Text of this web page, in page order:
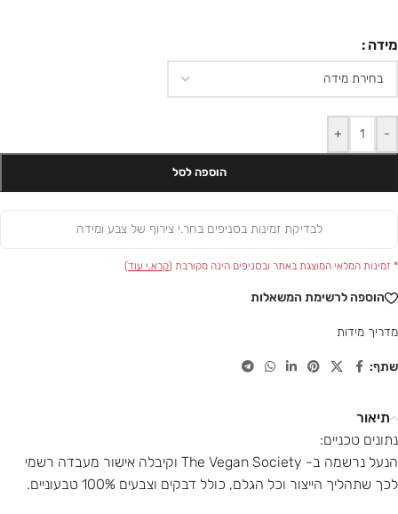
מידה
-
+
הוספה לסל
לבדיקת זמינות בסניפים בחר.י צירוף של צבע ומידה
* זמינות המלאי המוצגת באתר ובסניפים הינה מקורבת (קרא.י עוד)
הוספה לרשימת המשאלות
מדריך מידות
שתף:
תיאור
נתונים טכניים:
הנעל נרשמה ב- The Vegan Society וקיבלה אישור מעבדה רשמי
לכך שתהליך הייצור וכל הגלם, כולל דבקים וצבעים 100% טבעוניים.